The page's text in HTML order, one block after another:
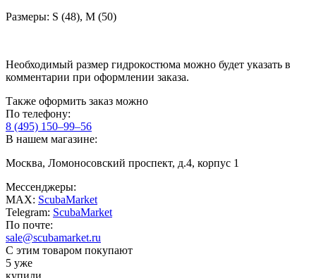
Размеры: S (48), M (50)
Необходимый размер гидрокостюма можно будет указать в
комментарии при оформлении заказа.
Также оформить заказ можно
По телефону:
8 (495) 150–99–56
В нашем магазине:
Москва, Ломоносовский проспект, д.4, корпус 1
Мессенджеры:
MAX: ScubaMarket
Telegram: ScubaMarket
По почте:
sale@scubamarket.ru
С этим товаром покупают
5 уже